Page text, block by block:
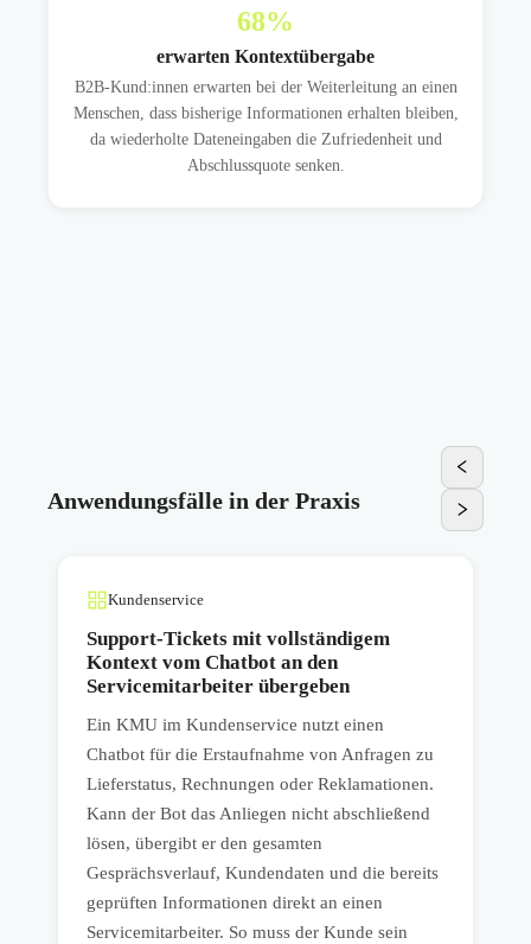
68%
erwarten Kontextübergabe
B2B-Kund:innen erwarten bei der Weiterleitung an einen
Menschen, dass bisherige Informationen erhalten bleiben,
da wiederholte Dateneingaben die Zufriedenheit und
Abschlussquote senken.
Anwendungsfälle in der Praxis
Kundenservice
Support-Tickets mit vollständigem
Kontext vom Chatbot an den
Servicemitarbeiter übergeben
Ein KMU im Kundenservice nutzt einen
Chatbot für die Erstaufnahme von Anfragen zu
Lieferstatus, Rechnungen oder Reklamationen.
Kann der Bot das Anliegen nicht abschließend
lösen, übergibt er den gesamten
Gesprächsverlauf, Kundendaten und die bereits
geprüften Informationen direkt an einen
Servicemitarbeiter. So muss der Kunde sein